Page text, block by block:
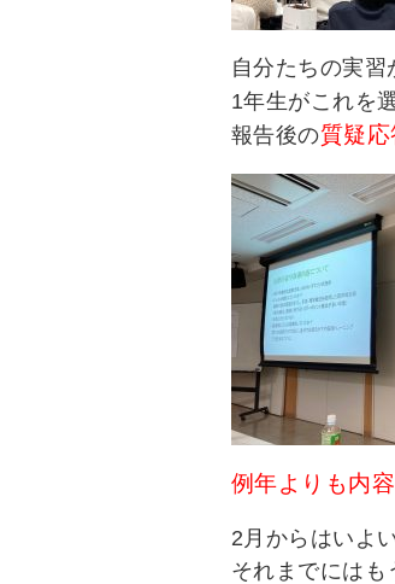
自分たちの実習
1年生がこれを
報告後の質疑
例年よりも内
2月からはいよ
それまでには